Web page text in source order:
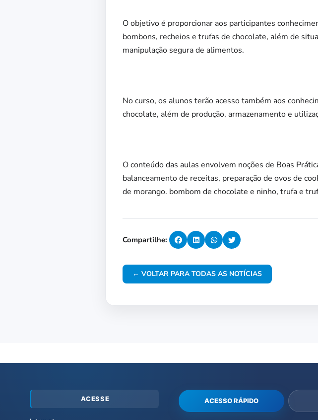
O objetivo é proporcionar aos participantes
bombons, recheios e trufas de chocolate, além de
manipulação segura de alimentos.
No curso, os alunos terão acesso também aos
chocolate, além de produção, armazenamento e
O conteúdo das aulas envolvem noções de Boas
balanceamento de receitas, preparação de ovos de
de morango. bombom de chocolate e ninho, trufa e
Compartilhe:
← VOLTAR PARA TODAS AS NOTÍCIAS
ACESSE ACESSO RÁPIDO